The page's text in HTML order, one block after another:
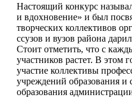
Настоящий конкурс
и вдохновение» и был
творческих коллективов
ссузов и вузов района
Стоит отметить, что с
участников растет. В этом
участие коллективы
учреждений образования и
образования